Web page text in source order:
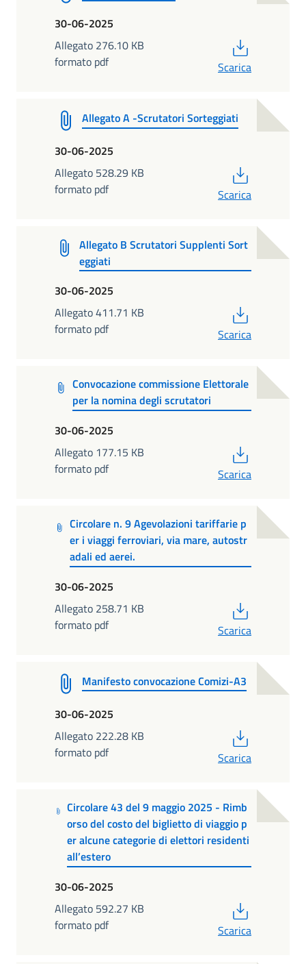
30-06-2025
Allegato 276.10 KB
formato pdf
Scarica
Allegato A -Scrutatori Sorteggiati
30-06-2025
Allegato 528.29 KB
formato pdf
Scarica
Allegato B Scrutatori Supplenti Sort
eggiati
30-06-2025
Allegato 411.71 KB
formato pdf
Scarica
Convocazione commissione Elettorale
per la nomina degli scrutatori
30-06-2025
Allegato 177.15 KB
formato pdf
Scarica
Circolare n. 9 Agevolazioni tariffarie p
er i viaggi ferroviari, via mare, autostr
adali ed aerei.
30-06-2025
Allegato 258.71 KB
formato pdf
Scarica
Manifesto convocazione Comizi-A3
30-06-2025
Allegato 222.28 KB
formato pdf
Scarica
Circolare 43 del 9 maggio 2025 - Rimb
orso del costo del biglietto di viaggio p
er alcune categorie di elettori residenti
all’estero
30-06-2025
Allegato 592.27 KB
formato pdf
Scarica